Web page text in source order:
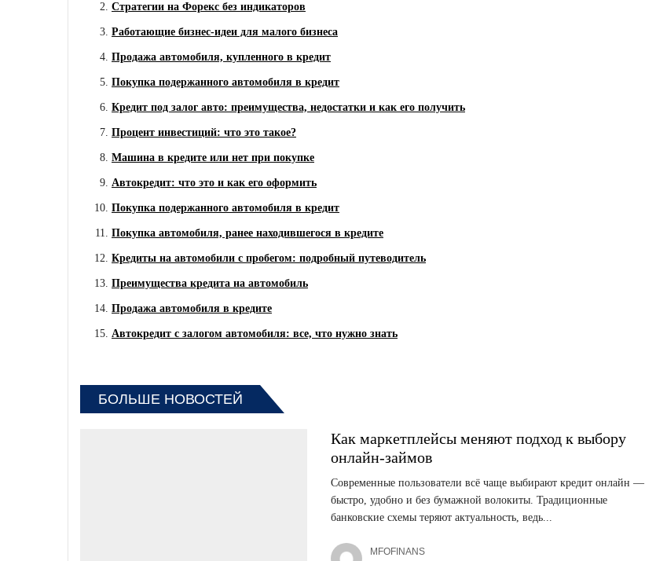
Стратегии на Форекс без индикаторов
Работающие бизнес-идеи для малого бизнеса
Продажа автомобиля, купленного в кредит
Покупка подержанного автомобиля в кредит
Кредит под залог авто: преимущества, недостатки и как его получить
Процент инвестиций: что это такое?
Машина в кредите или нет при покупке
Автокредит: что это и как его оформить
Покупка подержанного автомобиля в кредит
Покупка автомобиля, ранее находившегося в кредите
Кредиты на автомобили с пробегом: подробный путеводитель
Преимущества кредита на автомобиль
Продажа автомобиля в кредите
Автокредит с залогом автомобиля: все, что нужно знать
БОЛЬШЕ НОВОСТЕЙ
Как маркетплейсы меняют подход к выбору
онлайн-займов
Современные пользователи всё чаще выбирают кредит онлайн —
быстро, удобно и без бумажной волокиты. Традиционные
банковские схемы теряют актуальность, ведь...
MFOFINANS